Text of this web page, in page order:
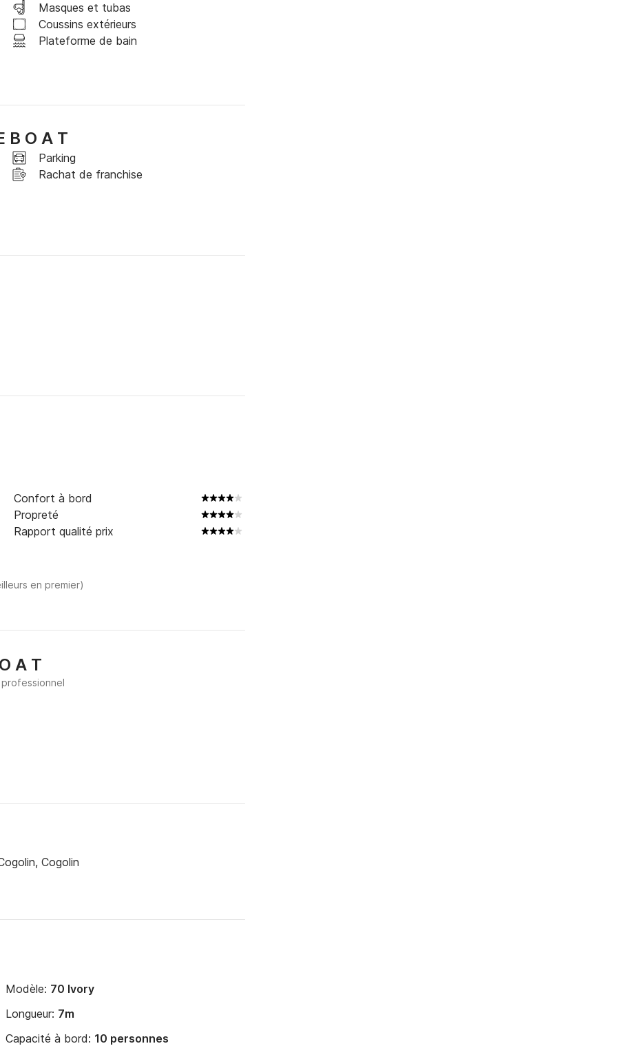
de 40€ par jour.
client, réalisé par nos soins à la station des .
obligatoires.
à me contacter sur la messagerie de Scansail.
Rachat de Caution, l'assurance annulation ou
Masques et tubas
Coussins extérieurs
Plateforme de bain
B O A T
Parking
Rachat de franchise
Confort à bord
Propreté
Rapport qualité prix
en premier)
A T
Cogolin
Modèle: 70 Ivory
Longueur: 7m
Capacité à bord: 10 personnes